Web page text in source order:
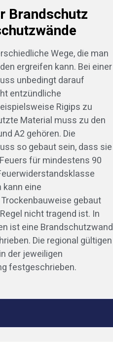
Brandschutz
Wege, die man
ergreifen kann. Bei einer
unbedingt darauf
entzündliche
Rigips zu
Material muss zu den
A2 gehören. Die
so gebaut sein, dass sie
für mindestens 90
kann eine
gebaut
nicht tragend ist. In
ist eine Brandschutzwand
Die regional gültigen
der jeweiligen
festgeschrieben.